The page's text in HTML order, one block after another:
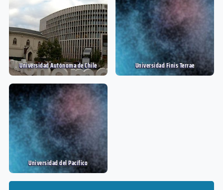
Duración
Grado
Nivel
Presencial
Modalidad
Contador Público
4 años
Duración
Grado
Nivel
Presencial
Modalidad
Universidad Autónoma de Chile Universidad Finis Terrae
Universidad del Pací­fico